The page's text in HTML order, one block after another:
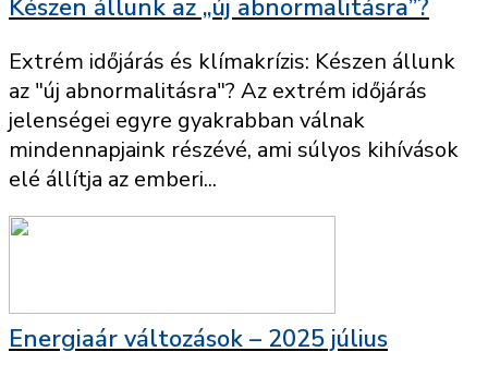
Készen állunk az „új abnormalitásra”?
Extrém időjárás és klímakrízis: Készen állunk
az "új abnormalitásra"? Az extrém időjárás
jelenségei egyre gyakrabban válnak
mindennapjaink részévé, ami súlyos kihívások
elé állítja az emberi...
Energiaár változások – 2025 július